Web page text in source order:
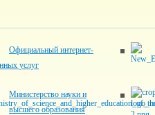
Официальный интернет-
услуг
Министерство науки и
высшего образования